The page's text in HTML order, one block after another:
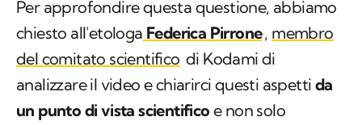
Per approfondire questa questione, abbiamo
chiesto all'etologa Federica Pirrone, membro
del comitato scientifico di Kodami di
analizzare il video e chiarirci questi aspetti da
un punto di vista scientifico e non solo